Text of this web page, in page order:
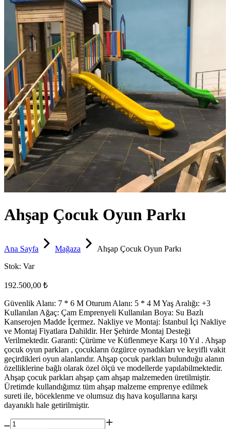
Ahşap Çocuk Oyun Parkı
Ana Sayfa Mağaza
Ahşap Çocuk Oyun Parkı
Stok: Var
192.500,00 ₺
Güvenlik Alanı: 7 * 6 M Oturum Alanı: 5 * 4 M Yaş Aralığı: +3
Kullanılan Ağaç: Çam Emprenyeli Kullanılan Boya: Su Bazlı
Kanserojen Madde İçermez. Nakliye ve Montaj: İstanbul İçi Nakliye
ve Montaj Fiyatlara Dahildir. Her Şehirde Montaj Desteği
Verilmektedir. Garanti: Çürüme ve Küflenmeye Karşı 10 Yıl . Ahşap
çocuk oyun parkları , çocukların özgürce oynadıkları ve keyifli vakit
geçirdikleri oyun alanlarıdır. Ahşap çocuk parkları bulunduğu alanın
özelliklerine bağlı olarak özel ölçü ve modellerde yapılabilmektedir.
Ahşap çocuk parkları ahşap çam ahşap malzemeden üretilmiştir.
Üretimde kullandığımız tüm ahşap malzeme emprenye edilmek
sureti ile, böceklenme ve olumsuz dış hava koşullarına karşı
dayanıklı hale getirilmiştir.